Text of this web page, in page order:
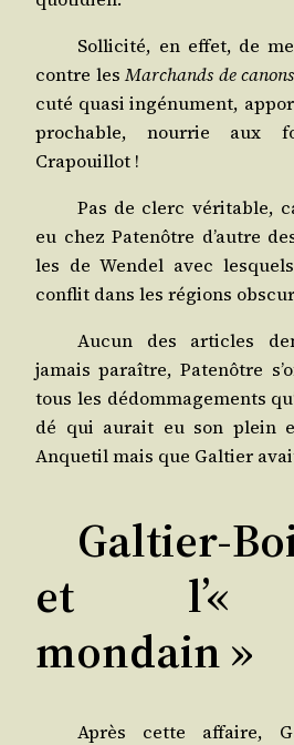
Sol­li­ci­té, en effet, de
contre lesMar­chands de canons
cu­té qua­si ingé­nu­ment,
pro­chable, nour­rie aux
Crapouillot !
Pas de clerc véri­table,
eu chez Pate­nôtre d’autre
les de Wen­del avec
conflit dans les régions
Aucun des articles
jamais paraître, Pate­nôtre
tous les dédom­ma­ge­ments
dé qui aurait eu son plein
Anque­til mais que Gal­tier
Galtier-
et l’«
mondain »
Après cette affaire,